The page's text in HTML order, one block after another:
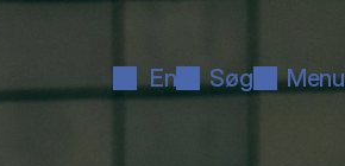
En Søg Menu